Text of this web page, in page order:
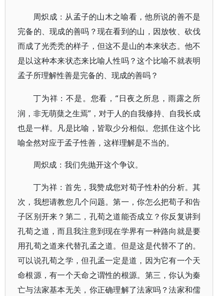
周炽成：从孟子的山木之喻看，他所说的善不是
完备的、现成的善吗？现在看到的山，因放牧、砍伐
而成了光秃秃的样子，但这不是山的本来状态。他不
是以这种本来状态来比喻人性吗？这个比喻不就表明
孟子所理解性善是完备的、现成的善吗？
丁为祥：不是。您看，“日夜之所息，雨露之所
润，非无萌蘖之生焉”，对于人的自我修持、自我长成
也是一样。凡是比喻，皆取少分相似。您抓住这个比
喻全然对应于孟子性善，这样理解是不当的。
周炽成：我们先抛开这个争议。
丁为祥：首先，我赞成您对荀子性朴的分析。其
次，我想请教您几个问题。第一，你怎么把荀子和告
子区别开来？第二，孔荀之道能否成立？你反复讲到
孔荀之道，而且我注意到现在学界有一种路向就是要
用孔荀之道来代替孔孟之道。但是这是代替不了的。
可以说孔荀之学，但孔孟一定是道，因为它有一个天
命根源，有一个天命之谓性的根源。第三，你认为秦
亡与法家基本无关，你正确理解了法家吗？法家和儒